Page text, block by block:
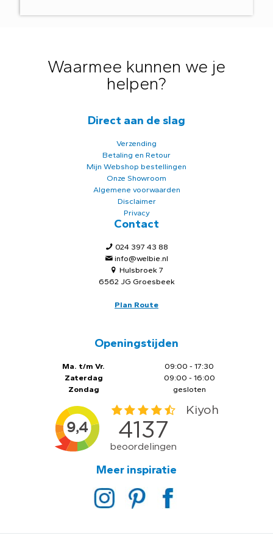
Waarmee kunnen we je
helpen?
Direct aan de slag
Verzending
Betaling en Retour
Mijn Webshop bestellingen
Onze Showroom
Algemene voorwaarden
Disclaimer
Privacy
Contact
024 397 43 88
info@welbie.nl
Hulsbroek 7
6562 JG Groesbeek
Plan Route
Openingstijden
Ma. t/m Vr.
Zaterdag
Zondag
09:00 - 17:30
09:00 - 16:00
gesloten
Meer inspiratie